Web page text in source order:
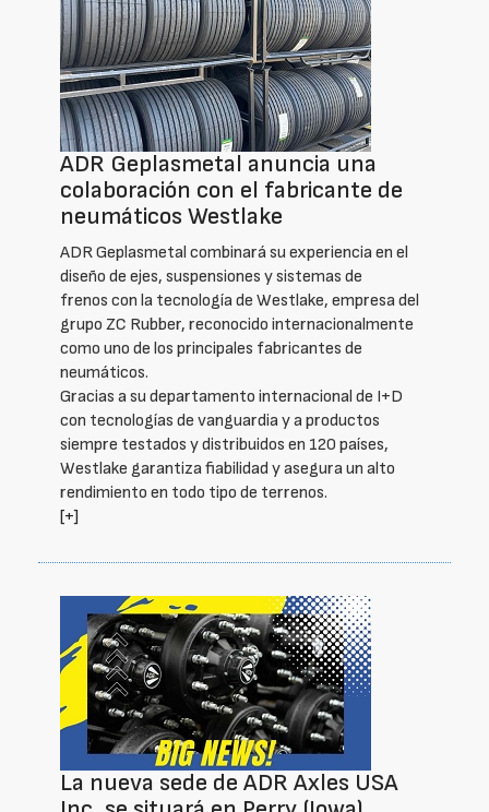
ADR Geplasmetal anuncia una
colaboración con el fabricante de
neumáticos Westlake
ADR Geplasmetal combinará su experiencia en el
diseño de ejes, suspensiones y sistemas de
frenos con la tecnología de Westlake, empresa del
grupo ZC Rubber, reconocido internacionalmente
como uno de los principales fabricantes de
neumáticos.
Gracias a su departamento internacional de I+D
con tecnologías de vanguardia y a productos
siempre testados y distribuidos en 120 países,
Westlake garantiza fiabilidad y asegura un alto
rendimiento en todo tipo de terrenos.
[+]
La nueva sede de ADR Axles USA